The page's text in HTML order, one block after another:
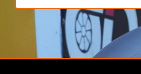
Fresh air
€ 1.200,00 excl. BTW
Bekijk Product